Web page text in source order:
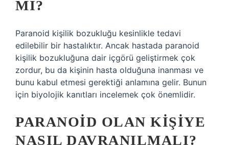
MI?
Paranoid kişilik bozukluğu kesinlikle tedavi
edilebilir bir hastalıktır. Ancak hastada paranoid
kişilik bozukluğuna dair içgörü geliştirmek çok
zordur, bu da kişinin hasta olduğuna inanması ve
bunu kabul etmesi gerektiği anlamına gelir. Bunun
için biyolojik kanıtları incelemek çok önemlidir.
PARANOID OLAN KIŞIYE
NASIL DAVRANILMALI?